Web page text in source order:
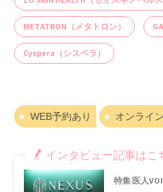
METATRON（メタトロン）
Cyspera（シスペラ）
WEB予約あり オンライ
インタビュー記事はこ
特集 医人